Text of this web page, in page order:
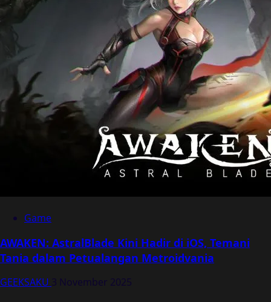
Game
AWAKEN: AstralBlade Kini Hadir di iOS, Temani
Tania dalam Petualangan Metroidvania
GEEKSAKU 3 November 2025